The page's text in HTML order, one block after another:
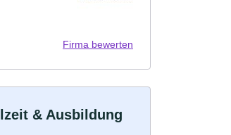
Firma bewerten
& Ausbildung